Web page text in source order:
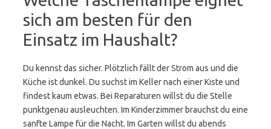
sich am besten für den
Einsatz im Haushalt?
Du kennst das sicher. Plötzlich fällt der Strom aus und die
Küche ist dunkel. Du suchst im Keller nach einer Kiste und
findest kaum etwas. Bei Reparaturen willst du die Stelle
punktgenau ausleuchten. Im Kinderzimmer brauchst du eine
sanfte Lampe für die Nacht. Im Garten willst du abends